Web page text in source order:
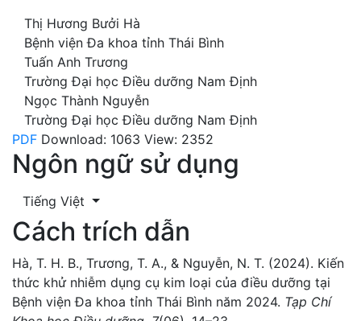
Thị Hương Bưởi Hà
Bệnh viện Đa khoa tỉnh Thái Bình
Tuấn Anh Trương
Trường Đại học Điều dưỡng Nam Định
Ngọc Thành Nguyễn
Trường Đại học Điều dưỡng Nam Định
PDF Download: 1063 View: 2352
Ngôn ngữ sử dụng
Tiếng Việt
Cách trích dẫn
Hà, T. H. B., Trương, T. A., & Nguyễn, N. T. (2024). Kiến
thức khử nhiễm dụng cụ kim loại của điều dưỡng tại
Bệnh viện Đa khoa tỉnh Thái Bình năm 2024. Tạp Chí